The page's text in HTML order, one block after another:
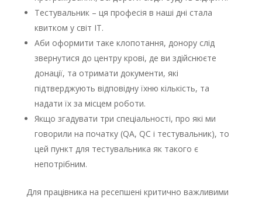
Тестувальник – ця професія в наші дні стала
квитком у світ ІТ.
Аби оформити таке клопотання, донору слід
звернутися до центру крові, де ви здійснюєте
донації, та отримати документи, які
підтверджують відповідну їхню кількість, та
надати їх за місцем роботи.
Якщо згадувати три спеціальності, про які ми
говорили на початку (QA, QC і тестувальник), то
цей пункт для тестувальника як такого є
непотрібним.
Для працівника на ресепшені критично важливими